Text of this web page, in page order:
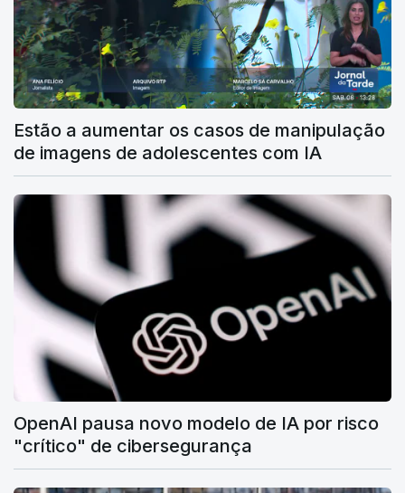
Estão a aumentar os casos de manipulação
de imagens de adolescentes com IA
OpenAI pausa novo modelo de IA por risco
"crítico" de cibersegurança